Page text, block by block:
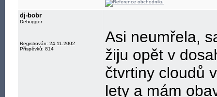
dj-bobr
Debugger
Registrován: 24.11.2002
Příspěvků: 814
Asi neumřela,
žiju opět v
čtvrtiny cloudů
lety a mám